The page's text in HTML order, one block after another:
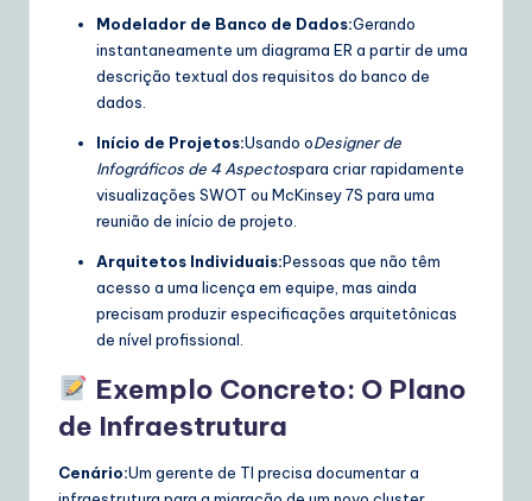
Modelador de Banco de Dados:Gerando
instantaneamente um diagrama ER a partir de uma
descrição textual dos requisitos do banco de
dados.
Início de Projetos:Usando oDesigner de
Infográficos de 4 Aspectospara criar rapidamente
visualizações SWOT ou McKinsey 7S para uma
reunião de início de projeto.
Arquitetos Individuais:Pessoas que não têm
acesso a uma licença em equipe, mas ainda
precisam produzir especificações arquitetônicas
de nível profissional.
Exemplo Concreto: O Plano
de Infraestrutura
Cenário:Um gerente de TI precisa documentar a